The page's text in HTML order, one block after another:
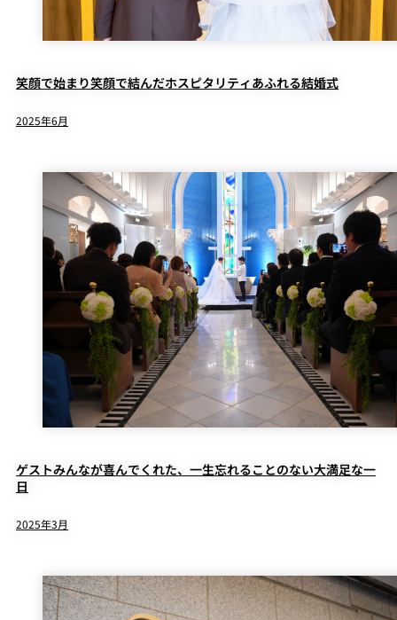
笑顔で始まり笑顔で結んだホスピタリティあふれる結婚式
2025年6月
ゲストみんなが喜んでくれた、一生忘れることのない大満足な一
日
2025年3月